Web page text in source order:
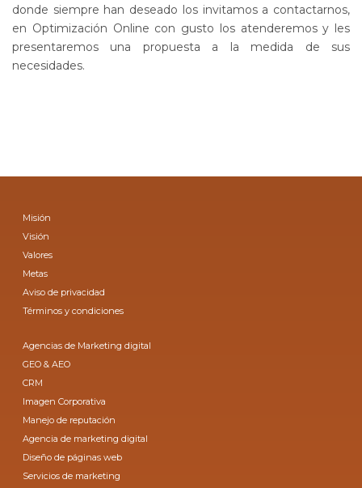
donde siempre han deseado los invitamos a contactarnos,
en Optimización Online con gusto los atenderemos y les
presentaremos una propuesta a la medida de sus
necesidades.
Misión
Visión
Valores
Metas
Aviso de privacidad
Términos y condiciones
Agencias de Marketing digital
GEO & AEO
CRM
Imagen Corporativa
Manejo de reputación
Agencia de marketing digital
Diseño de páginas web
Servicios de marketing